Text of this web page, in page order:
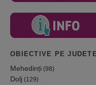
OBIECTIVE PE JUDETE
Mehedinți (98)
Dolj (129)